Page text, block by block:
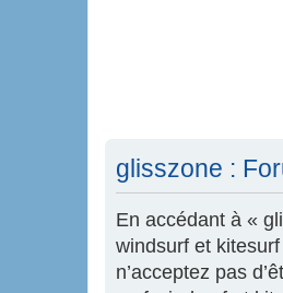
glisszone :
En accédant à «
windsurf et
n’acceptez pas